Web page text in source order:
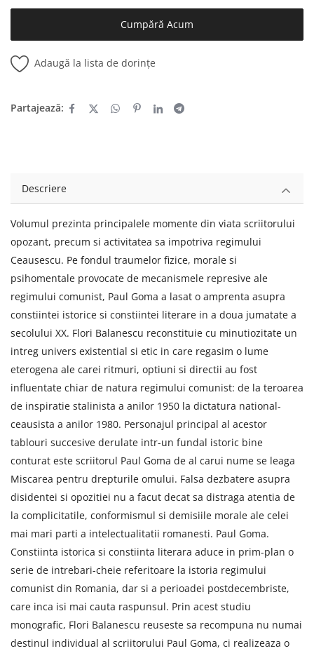
Cumpără Acum
Adaugă la lista de dorințe
Partajează:
Descriere
Volumul prezinta principalele momente din viata scriitorului
opozant, precum si activitatea sa impotriva regimului
Ceausescu. Pe fondul traumelor fizice, morale si
psihomentale provocate de mecanismele represive ale
regimului comunist, Paul Goma a lasat o amprenta asupra
constiintei istorice si constiintei literare in a doua jumatate a
secolului XX. Flori Balanescu reconstituie cu minutiozitate un
intreg univers existential si etic in care regasim o lume
eterogena ale carei ritmuri, optiuni si directii au fost
influentate chiar de natura regimului comunist: de la teroarea
de inspiratie stalinista a anilor 1950 la dictatura national-
ceausista a anilor 1980. Personajul principal al acestor
tablouri succesive derulate intr-un fundal istoric bine
conturat este scriitorul Paul Goma de al carui nume se leaga
Miscarea pentru drepturile omului. Falsa dezbatere asupra
disidentei si opozitiei nu a facut decat sa distraga atentia de
la complicitatile, conformismul si demisiile morale ale celei
mai mari parti a intelectualitatii romanesti. Paul Goma.
Constiinta istorica si constiinta literara aduce in prim-plan o
serie de intrebari-cheie referitoare la istoria regimului
comunist din Romania, dar si a perioadei postdecembriste,
care inca isi mai cauta raspunsul. Prin acest studiu
monografic, Flori Balanescu reuseste sa recompuna nu numai
destinul individual al scriitorului Paul Goma, ci realizeaza o